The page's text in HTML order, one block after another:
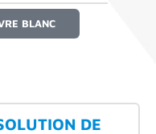
BLANC
DE